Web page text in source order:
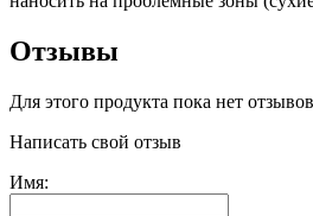
Отзывы
Для этого продукта пока нет отзывов
Написать свой отзыв
Имя: